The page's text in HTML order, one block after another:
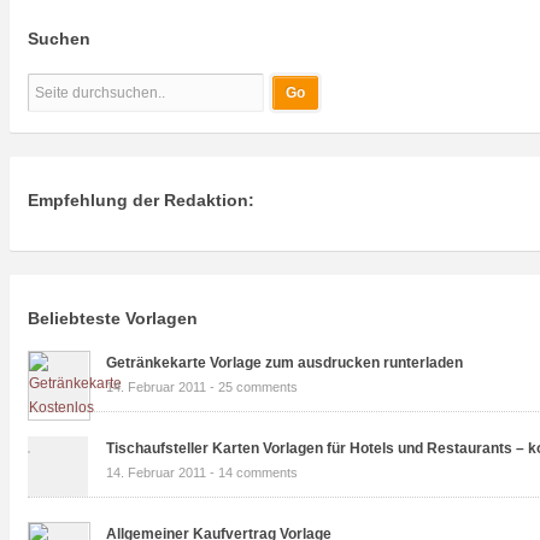
Suchen
Empfehlung der Redaktion:
Beliebteste Vorlagen
Getränkekarte Vorlage zum ausdrucken runterladen
14. Februar 2011 - 25 comments
Tischaufsteller Karten Vorlagen für Hotels und Restaurants –
14. Februar 2011 - 14 comments
Allgemeiner Kaufvertrag Vorlage